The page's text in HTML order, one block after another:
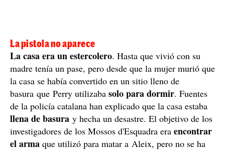
La pistola no aparece
La casa era un estercolero. Hasta que vivió con su
madre tenía un pase, pero desde que la mujer murió que
la casa se había convertido en un sitio lleno de
basura que Perry utilizaba solo para dormir. Fuentes
de la policía catalana han explicado que la casa estaba
llena de basura y hecha un desastre. El objetivo de los
investigadores de los Mossos d'Esquadra era encontrar
el arma que utilizó para matar a Aleix, pero no se ha